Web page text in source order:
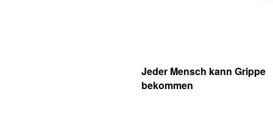
Jeder Mensch kann Grippe
bekommen